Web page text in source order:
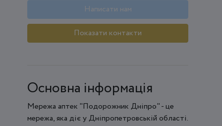
Написати нам
Показати контакти
Основна інформація
Мережа аптек "Подорожник Дніпро" - це
мережа, яка діє у Дніпропетровській області.